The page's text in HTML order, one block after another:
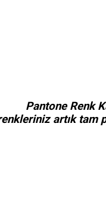
Pantone Renk
artık tam